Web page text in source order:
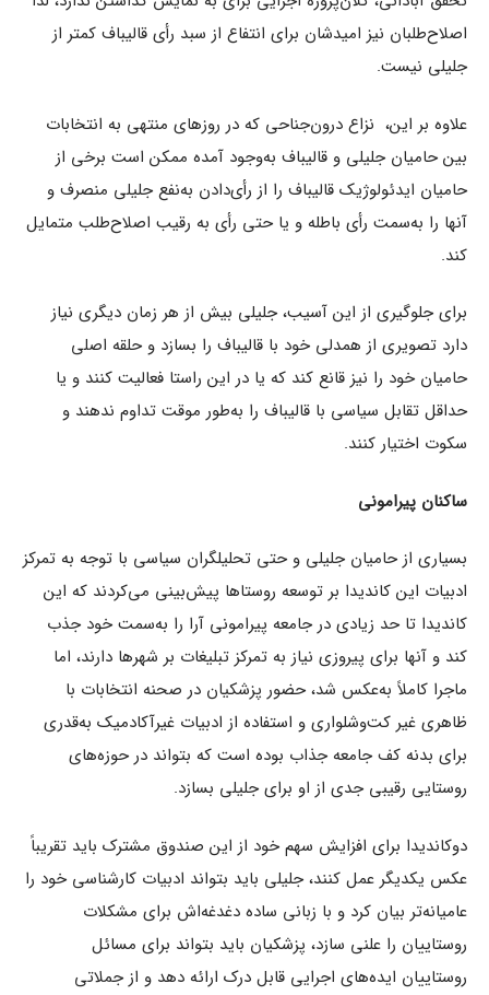
اصلاح‌طلبان نیز امیدشان برای انتفاع از سبد رأی قالیباف کمتر از
جلیلی نیست.
علاوه بر این، نزاع درون‌جناحی که در روزهای منتهی به انتخابات
بین حامیان جلیلی و قالیباف به‌وجود آمده ممکن است برخی از
حامیان ایدئولوژیک قالیباف را از رأی‌دادن به‌نفع جلیلی منصرف و
آنها را به‌سمت رأی باطله و یا حتی رأی به رقیب اصلاح‌طلب متمایل
کند.
برای جلوگیری از این آسیب، جلیلی بیش از هر زمان دیگری نیاز
دارد تصویری از همدلی خود با قالیباف را بسازد و حلقه اصلی
حامیان خود را نیز قانع کند که یا در این راستا فعالیت کنند و یا
حداقل تقابل سیاسی با قالیباف را به‌طور موقت تداوم ندهند و
سکوت اختیار کنند.
ساکنان پیرامونی
بسیاری از حامیان جلیلی و حتی تحلیلگران سیاسی با توجه به تمرکز
ادبیات این کاندیدا بر توسعه روستاها پیش‌بینی می‌کردند که این
کاندیدا تا حد زیادی در جامعه پیرامونی آرا را به‌سمت خود جذب
کند و آنها برای پیروزی نیاز به تمرکز تبلیغات بر شهرها دارند، اما
ماجرا کاملاً به‌عکس شد، حضور پزشکیان در صحنه انتخابات با
ظاهری غیر کت‌وشلواری و استفاده از ادبیات غیرآکادمیک به‌قدری
برای بدنه کف جامعه جذاب بوده است که بتواند در حوزه‌های
روستایی رقیبی جدی از او برای جلیلی بسازد.
دوکاندیدا برای افزایش سهم خود از این صندوق مشترک باید تقریباً
عکس یکدیگر عمل کنند، جلیلی باید بتواند ادبیات کارشناسی خود را
عامیانه‌تر بیان کرد و با زبانی ساده دغدغه‌اش برای مشکلات
روستاییان را علنی سازد، پزشکیان باید بتواند برای مسائل
روستاییان ایده‌های اجرایی قابل درک ارائه دهد و از جملاتی